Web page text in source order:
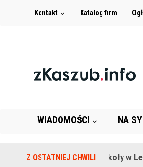
Kontakt Katalog firm
WIADOMOŚCI NA
Z OSTATNIEJ CHWILI
Na terenie szkoły w